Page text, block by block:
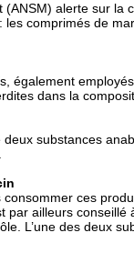
(ANSM) alerte sur la
comprimés de
également
dans la
substances
ces
ailleurs conseillé
L’une des deux